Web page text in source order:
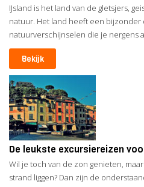
IJsland is het land van de gletsjers,
natuur. Het land heeft een bijzonder
natuurverschijnselen die je nergens
Bekijk
De leukste excursiereizen
Wil je toch van de zon genieten,
strand liggen? Dan zijn de